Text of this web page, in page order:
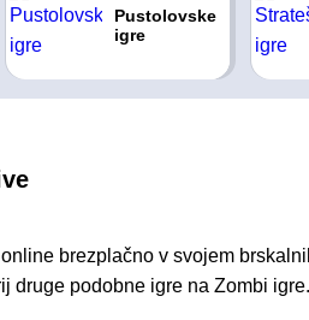
Pustolovske
igre
brezplačno v svojem
druge podobne igre na Zombi igre.